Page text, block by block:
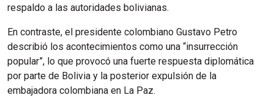
respaldo a las autoridades bolivianas.
En contraste, el presidente colombiano Gustavo Petro
describió los acontecimientos como una “insurrección
popular”, lo que provocó una fuerte respuesta diplomática
por parte de Bolivia y la posterior expulsión de la
embajadora colombiana en La Paz.